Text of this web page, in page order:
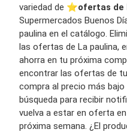
variedad de ⭐️ofertas de
Supermercados Buenos
paulina en el catálogo.
las ofertas de La paulina,
ahorra en tu próxima
encontrar las ofertas de
compra al precio más
búsqueda para recibir
vuelva a estar en oferta
próxima semana. ¿El